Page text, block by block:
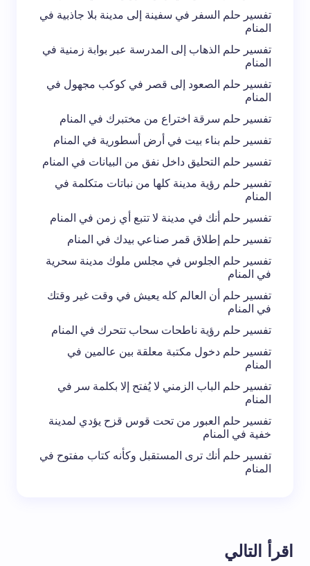
تفسير حلم السفر في سفينة إلى مدينة بلا جاذبية في
المنام
تفسير حلم الذهاب إلى المدرسة عبر بوابة زمنية في
المنام
تفسير حلم الصعود إلى قصر في كوكب مجهول في
المنام
تفسير حلم سرقة اختراع من مختبرك في المنام
تفسير حلم بناء بيت في أرض أسطورية في المنام
تفسير حلم التحليق داخل نفق من البيانات في المنام
تفسير حلم رؤية مدينة كلها من نباتات متكلمة في
المنام
تفسير حلم أنك في مدينة لا تتبع أي زمن في المنام
تفسير حلم إطلاق قمر صناعي بيدك في المنام
تفسير حلم الجلوس في مجلس ملوك مدينة سحرية
في المنام
تفسير حلم أن العالم كله يعيش في وقت غير وقتك
في المنام
تفسير حلم رؤية ناطحات سحاب تتحرك في المنام
تفسير حلم دخول مكتبة معلقة بين عالمين في
المنام
تفسير حلم الباب الزمني لا يُفتح إلا بكلمة سر في
المنام
تفسير حلم العبور من تحت قوس قزح يؤدي لمدينة
خفية في المنام
تفسير حلم أنك ترى المستقبل وكأنه كتاب مفتوح في
المنام
اقرأ التالي